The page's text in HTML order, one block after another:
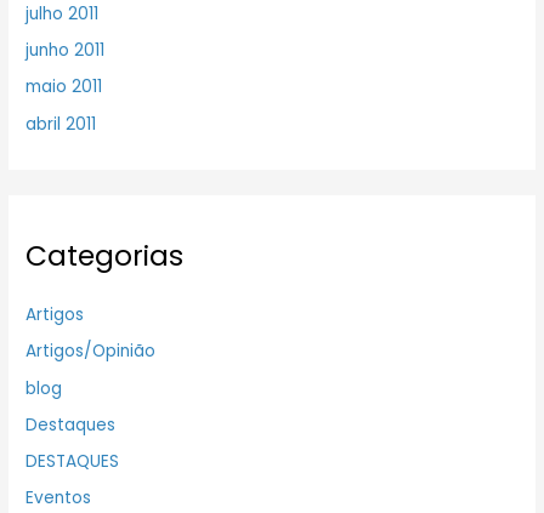
julho 2011
junho 2011
maio 2011
abril 2011
Categorias
Artigos
Artigos/Opinião
blog
Destaques
DESTAQUES
Eventos